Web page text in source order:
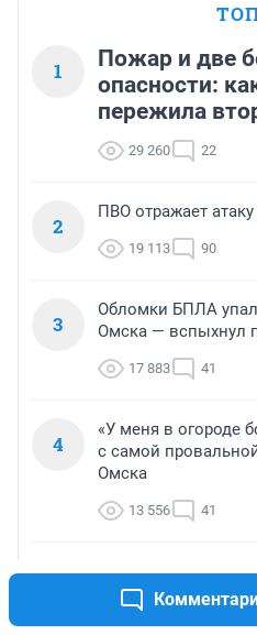
1
Пожар и две
опасности:
пережила
29 260 22
2
ПВО отражает
19 113 90
3
Обломки БПЛА
Омска — вспыхнул
17 883 41
4
«У меня в огороде
с самой
Омска
13 556 41
Российскому
растет число
это не повод для